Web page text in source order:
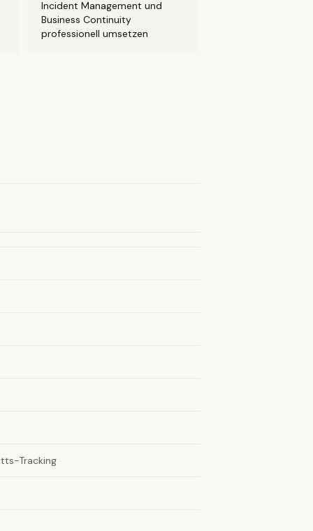
Incident Management und
Business Continuity
professionell umsetzen
Tracking